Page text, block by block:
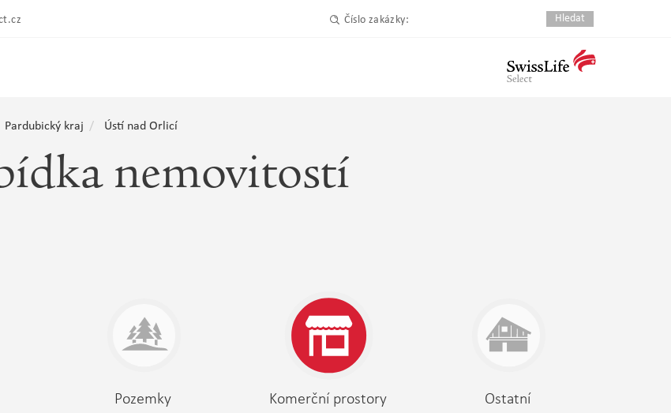
Číslo zakázky:
Pardubický kraj Ústí nad Orlicí
nemovitostí
Pozemky Komerční prostory Ostatní